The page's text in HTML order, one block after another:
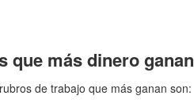
que más dinero ganan
de trabajo que más ganan son: